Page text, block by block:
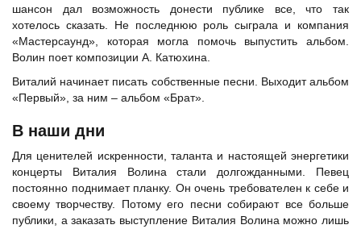
шансон дал возможность донести публике все, что так
хотелось сказать. Не последнюю роль сыграла и компания
«Мастерсаунд», которая могла помочь выпустить альбом.
Волин поет композиции А. Катюхина.
Виталий начинает писать собственные песни. Выходит альбом
«Первый», за ним – альбом «Брат».
В наши дни
Для ценителей искренности, таланта и настоящей энергетики
концерты Виталия Волина стали долгожданными. Певец
постоянно поднимает планку. Он очень требователен к себе и
своему творчеству. Потому его песни собирают все больше
публики, а заказать выступление Виталия Волина можно лишь